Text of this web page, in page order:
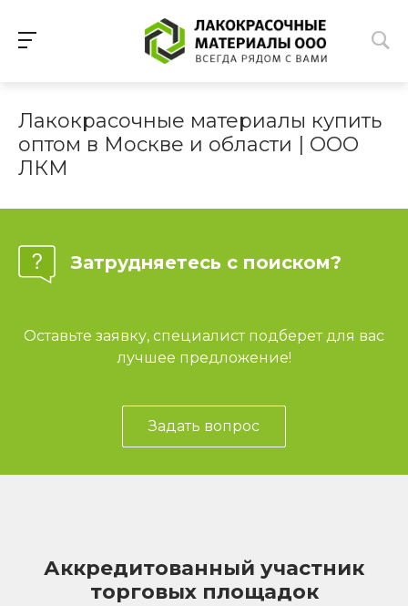
Лакокрасочные материалы купить
оптом в Москве и области | ООО
ЛКМ
Затрудняетесь с поиском?
Оставьте заявку, специалист подберет для вас
лучшее предложение!
Задать вопрос
Аккредитованный участник
торговых площадок